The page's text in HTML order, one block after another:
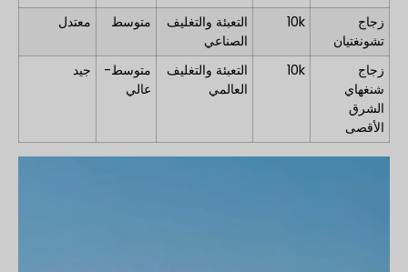
زجاج
تشونغتيان
10k
التعبئة والتغليف
الصناعي
متوسط معتدل
زجاج
شنغهاي
الشرق
الأقصى
10k
التعبئة والتغليف
العالمي
متوسط-
عالي
جيد